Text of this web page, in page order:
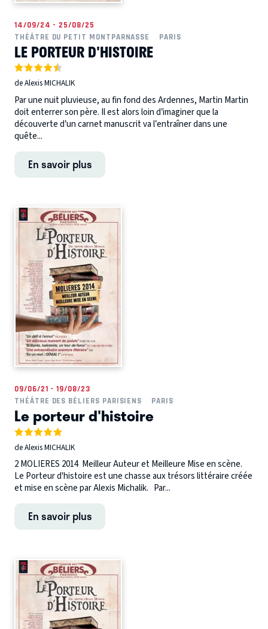
14/09/24 - 25/08/25
THÉÂTRE DU PETIT MONTPARNASSE
PARIS
LE PORTEUR D'HISTOIRE
de Alexis MICHALIK
Par une nuit pluvieuse, au fin fond des Ardennes, Martin Martin
doit enterrer son père. Il est alors loin d’imaginer que la
découverte d’un carnet manuscrit va l’entraîner dans une
quête...
En savoir plus
09/06/21 - 19/08/23
THÉÂTRE DES BÉLIERS PARISIENS
PARIS
Le porteur d'histoire
de Alexis MICHALIK
2 MOLIERES 2014 Meilleur Auteur et Meilleure Mise en scène.
Le Porteur d'histoire est une chasse aux trésors littéraire créée
et mise en scène par Alexis Michalik. Par...
En savoir plus